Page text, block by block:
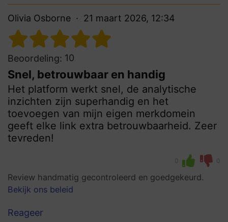
Olivia Osborne 21 maart 2026, 12:34
Beoordeling: 10
Snel, betrouwbaar en handig
Het platform werkt snel, de analytische
inzichten zijn superhandig en het
toevoegen van mijn eigen merkdomein
geeft elke link extra betrouwbaarheid. Zeer
tevreden!
0 0
Review handmatig gecontroleerd en goedgekeurd.
Bekijk ons beleid
Reageer